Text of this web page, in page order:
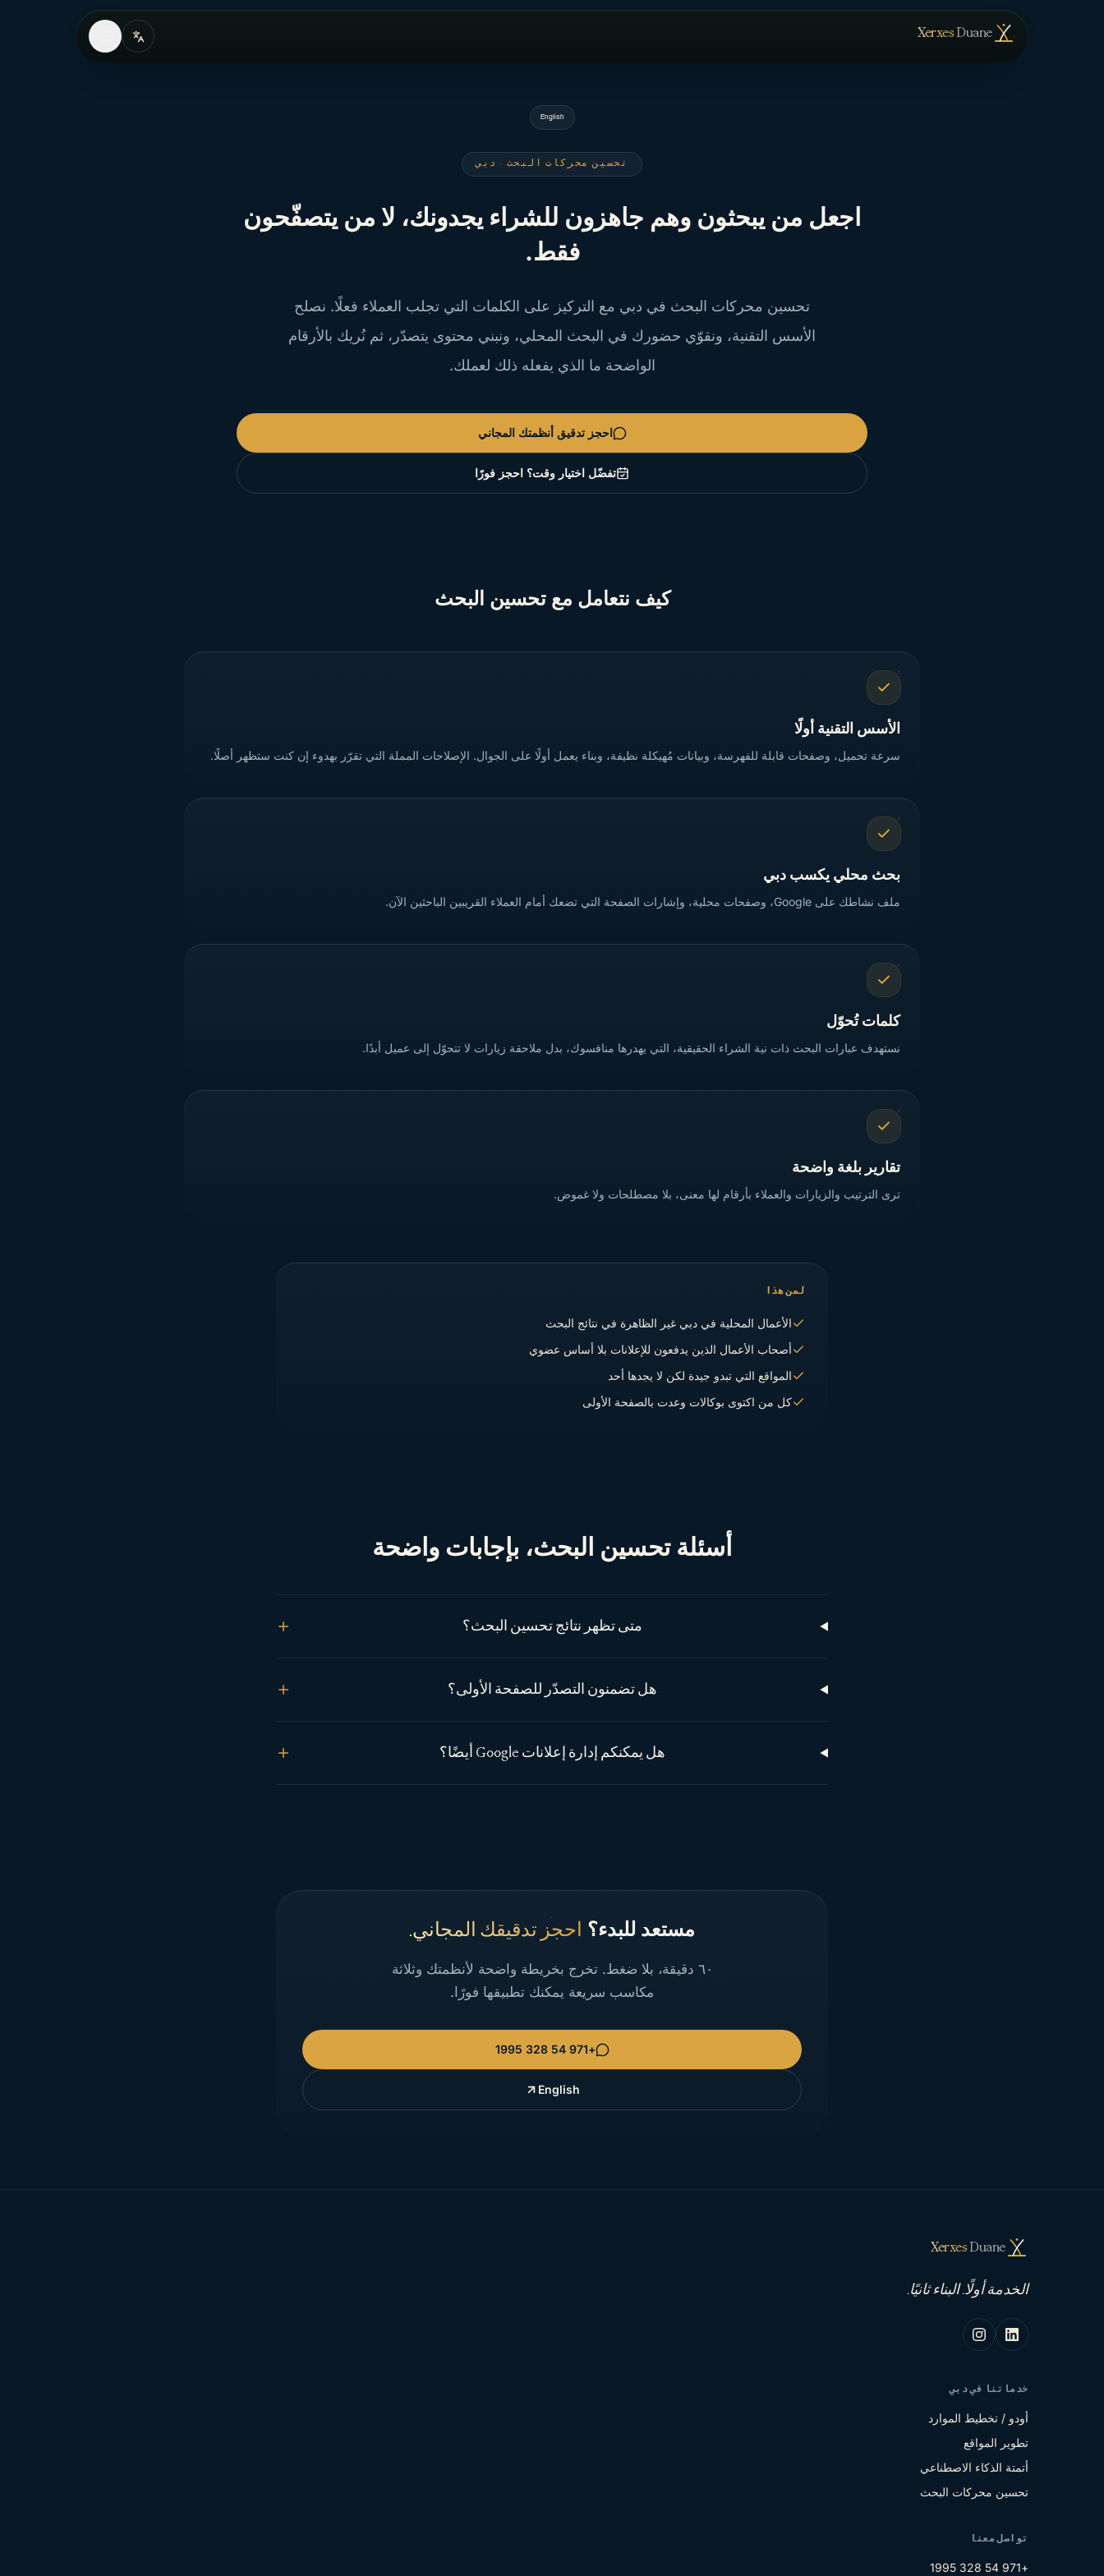
Skip to content
XerxesDuane — الصفحة الرئيسية
English
تحسين محركات البحث · دبي
اجعل من يبحثون وهم جاهزون للشراء يجدونك، لا من يتصفّحون
فقط.
تحسين محركات البحث في دبي مع التركيز على الكلمات التي تجلب العملاء فعلًا. نصلح
الأسس التقنية، ونقوّي حضورك في البحث المحلي، ونبني محتوى يتصدّر، ثم نُريك بالأرقام
الواضحة ما الذي يفعله ذلك لعملك.
احجز تدقيق أنظمتك المجاني
تفضّل اختيار وقت؟ احجز فورًا
كيف نتعامل مع تحسين البحث
الأسس التقنية أولًا
سرعة تحميل، وصفحات قابلة للفهرسة، وبيانات مُهيكلة نظيفة، وبناء يعمل أولًا على الجوال. الإصلاحات المملة التي تقرّر بهدوء إن كنت ستظهر أصلًا.
بحث محلي يكسب دبي
ملف نشاطك على Google، وصفحات محلية، وإشارات الصفحة التي تضعك أمام العملاء القريبين الباحثين الآن.
كلمات تُحوّل
نستهدف عبارات البحث ذات نية الشراء الحقيقية، التي يهدرها منافسوك، بدل ملاحقة زيارات لا تتحوّل إلى عميل أبدًا.
تقارير بلغة واضحة
ترى الترتيب والزيارات والعملاء بأرقام لها معنى، بلا مصطلحات ولا غموض.
لمن هذا
الأعمال المحلية في دبي غير الظاهرة في نتائج البحث
أصحاب الأعمال الذين يدفعون للإعلانات بلا أساس عضوي
المواقع التي تبدو جيدة لكن لا يجدها أحد
كل من اكتوى بوكالات وعدت بالصفحة الأولى
أسئلة تحسين البحث، بإجابات واضحة
متى تظهر نتائج تحسين البحث؟
هل تضمنون التصدّر للصفحة الأولى؟
هل يمكنكم إدارة إعلانات Google أيضًا؟
مستعد للبدء؟ احجز تدقيقك المجاني.
٦٠ دقيقة، بلا ضغط. تخرج بخريطة واضحة لأنظمتك وثلاثة
مكاسب سريعة يمكنك تطبيقها فورًا.
+971 54 328 1995
English
XerxesDuane
الخدمة أولًا. البناء ثانيًا.
خدماتنا في دبي
أودو / تخطيط الموارد
تطوير المواقع
أتمتة الذكاء الاصطناعي
تحسين محركات البحث
تواصل معنا
+971 54 328 1995